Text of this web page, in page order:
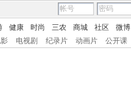
健康 时尚 三农 商城 社区 微博
电视剧 纪录片 动画片 公开课